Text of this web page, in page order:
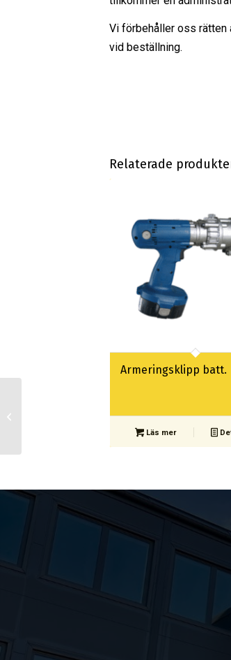
Vi förbehåller oss rätten
vid beställning.
Relaterade
Armeringsklipp batt.
Läs mer